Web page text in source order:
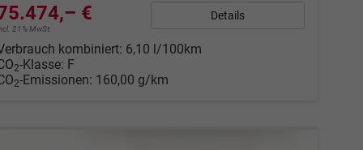
€
21% MwSt.
Details
kombiniert: 6,10 l/100km
2-Klasse: F
2-Emissionen: 160,00 g/km